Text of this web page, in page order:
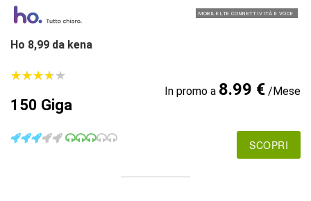
MOBILE LTE CONNETTIVITÀ E VOCE
Ho 8,99 da kena
★★★★★
★★★★★
150 Giga
In promo a 8.99 €/Mese
SCOPRI